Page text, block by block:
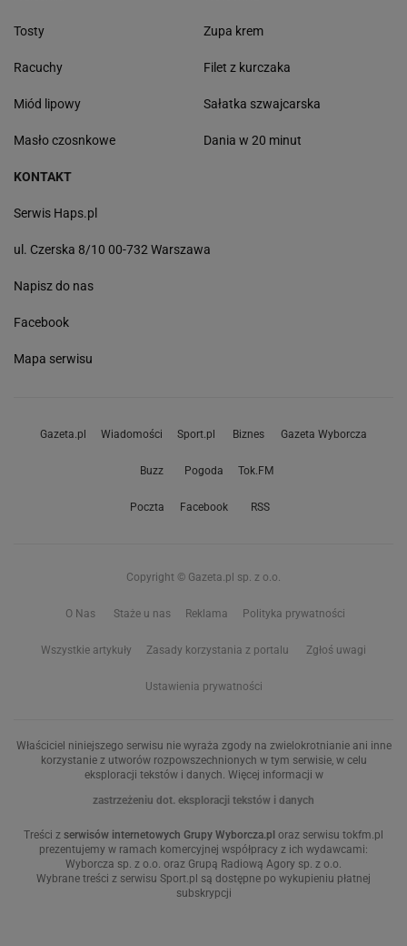
Tosty
Racuchy
Miód lipowy
Masło czosnkowe
Zupa krem
Filet z kurczaka
Sałatka szwajcarska
Dania w 20 minut
KONTAKT
Serwis Haps.pl
ul. Czerska 8/10 00-732 Warszawa
Napisz do nas
Facebook
Mapa serwisu
Gazeta.pl Wiadomości Sport.pl Biznes Gazeta Wyborcza
Buzz Pogoda Tok.FM
Poczta Facebook RSS
Copyright © Gazeta.pl sp. z o.o.
O Nas Staże u nas Reklama Polityka prywatności
Wszystkie artykuły Zasady korzystania z portalu Zgłoś uwagi
Ustawienia prywatności
Właściciel niniejszego serwisu nie wyraża zgody na zwielokrotnianie ani inne
korzystanie z utworów rozpowszechnionych w tym serwisie, w celu
eksploracji tekstów i danych. Więcej informacji w
zastrzeżeniu dot. eksploracji tekstów i danych
Treści z serwisów internetowych Grupy Wyborcza.pl oraz serwisu tokfm.pl
prezentujemy w ramach komercyjnej współpracy z ich wydawcami:
Wyborcza sp. z o.o. oraz Grupą Radiową Agory sp. z o.o.
Wybrane treści z serwisu Sport.pl są dostępne po wykupieniu płatnej
subskrypcji